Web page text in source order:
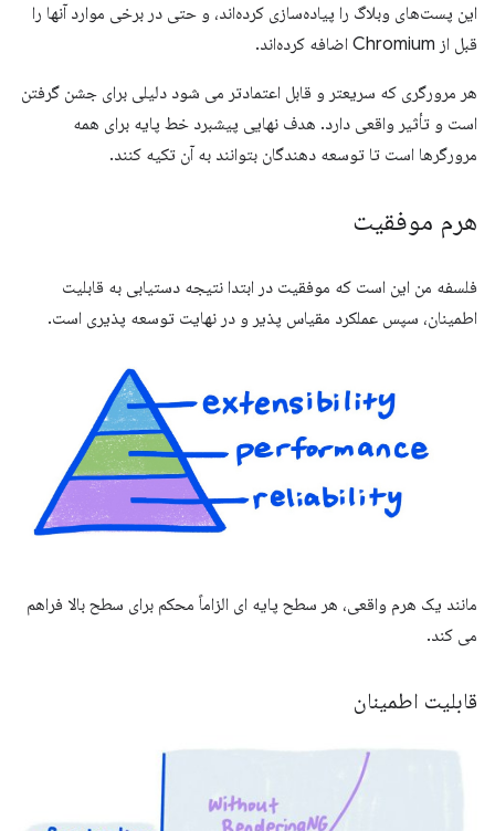
این پست‌های وبلاگ را پیاده‌سازی کرده‌اند، و حتی در برخی موارد آنها را
قبل از Chromium اضافه کرده‌اند.
هر مرورگری که سریعتر و قابل اعتمادتر می شود دلیلی برای جشن گرفتن
است و تأثیر واقعی دارد. هدف نهایی پیشبرد خط پایه برای همه
مرورگرها است تا توسعه دهندگان بتوانند به آن تکیه کنند.
هرم موفقیت
فلسفه من این است که موفقیت در ابتدا نتیجه دستیابی به قابلیت
اطمینان، سپس عملکرد مقیاس پذیر و در نهایت توسعه پذیری است.
مانند یک هرم واقعی، هر سطح پایه ای الزاماً محکم برای سطح بالا فراهم
می کند.
قابلیت اطمینان